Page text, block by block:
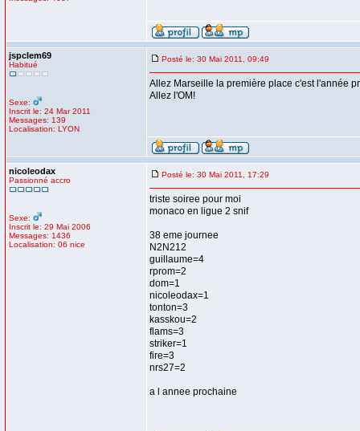
jspclem69
Habitué
Sexe:
Inscrit le: 24 Mar 2011
Messages: 139
Localisation: LYON
Posté le: 30 Mai 2011, 09:49
Allez Marseille la première place c'est l'année
Allez l'OM!
nicoleodax
Passionné accro
Sexe:
Inscrit le: 29 Mai 2006
Messages: 1436
Localisation: 06 nice
Posté le: 30 Mai 2011, 17:29
triste soiree pour moi
monaco en ligue 2 snif
38 eme journee
N2N212
guillaume=4
rprom=2
dom=1
nicoleodax=1
tonton=3
kasskou=2
flams=3
striker=1
fire=3
nrs27=2
a l annee prochaine